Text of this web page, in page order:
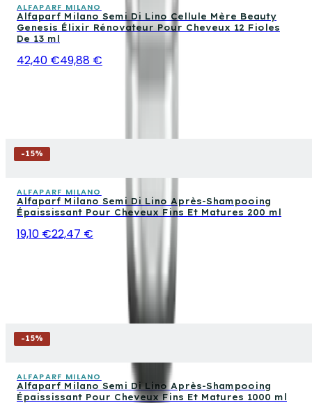
ALFAPARF MILANO
Alfaparf Milano Semi Di Lino Cellule Mère Beauty
Genesis Élixir Rénovateur Pour Cheveux 12 Fioles
De 13 ml
42,40 €49,88 €
-15%
ALFAPARF MILANO
Alfaparf Milano Semi Di Lino Après-Shampooing
Épaississant Pour Cheveux Fins Et Matures 200 ml
19,10 €22,47 €
-15%
ALFAPARF MILANO
Alfaparf Milano Semi Di Lino Après-Shampooing
Épaississant Pour Cheveux Fins Et Matures 1000 ml